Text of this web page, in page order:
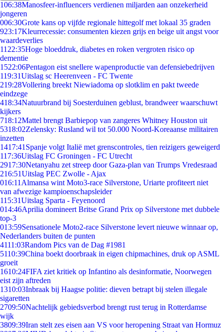
106:38Manosfeer-influencers verdienen miljarden aan onzekerheid
jongeren
006:30Grote kans op vijfde regionale hittegolf met lokaal 35 graden
923:17Kleurrecessie: consumenten kiezen grijs en beige uit angst voor
waardeverlies
11 22:35Hoge bloeddruk, diabetes en roken vergroten risico op
dementie
1522:06Pentagon eist snellere wapenproductie van defensiebedrijven
119:31Uitslag sc Heerenveen - FC Twente
219:28Vollering breekt Niewiadoma op slotklim en pakt tweede
eindzege
418:34Natuurbrand bij Soesterduinen geblust, brandweer waarschuwt
kijkers
718:12Mattel brengt Barbiepop van zangeres Whitney Houston uit
5318:02Zelensky: Rusland wil tot 50.000 Noord-Koreaanse militairen
inzetten
1417:41 Spanje volgt Italië met grenscontroles, tien reizigers geweigerd
117:36Uitslag FC Groningen - FC Utrecht
2917:30Netanyahu zet streep door Gaza-plan van Trumps Vredesraad
216:51Uitslag PEC Zwolle - Ajax
016:11 Almansa wint Moto3-race Silverstone, Uriarte profiteert niet
van afwezige kampioenschapsleider
115:31Uitslag Sparta - Feyenoord
014:46Aprilia domineert Britse Grand Prix op Silverstone met dubbele
top-3
013:59Sensationele Moto2-race Silverstone levert nieuwe winnaar op,
Nederlanders buiten de punten
4111:03Random Pics van de Dag #1981
5110:39China boekt doorbraak in eigen chipmachines, druk op ASML
groeit
1610:24FIFA ziet kritiek op Infantino als desinformatie, Noorwegen
eist zijn aftreden
1310:03Inbraak bij Haagse politie: dieven betrapt bij stelen illegale
sigaretten
2709:50Nachtelijk gebiedsverbod brengt rust terug in Rotterdamse
wijk
3809:39Iran stelt zes eisen aan VS voor heropening Straat van Hormuz